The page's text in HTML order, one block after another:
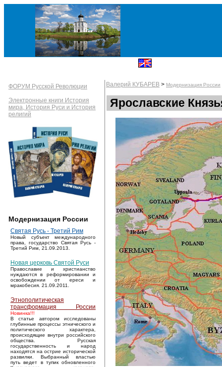
ФОРУМ Русской Революции
Электронные книги История
мира, История Руси и История
религий
Модернизация России
Святая Русь - Третий Рим
Новый субъект международного
права, государство Святая Русь -
Третий Рим, 21.09.2013.
Новая церковь Святой Руси
Православие и христианство
нуждаются в реформировании и
освобождении от ереси и
мракобесия. 21.09.2011.
Этнополитическая
трансформация России
Новинка!!!
В статье автором исследованы
глубинные процессы этнического и
политического характера,
происходящие внутри российского
общества. Русская
государственность и народ
находятся на острие исторической
развилки. Выбранный властью
путь ведет в тупик обновленного
Валерий КУБАРЕВ > Модернизация России
Ярославские